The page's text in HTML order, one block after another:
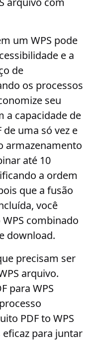
um WPS pode
e a
de
os processos
seu
a capacidade de
uma só vez e
armazenamento
até 10
a ordem
que a fusão
você
combinado
download.
precisam ser
arquivo.
para WPS
PDF to WPS
para juntar